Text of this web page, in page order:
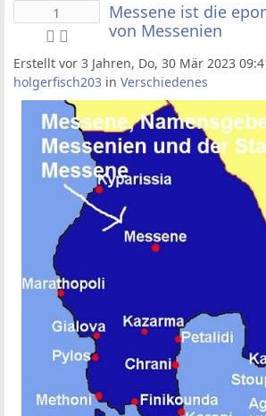
1
Messene ist die
von Messenien
Erstellt vor 3 Jahren, Do, 30 Mär 2023
holgerfisch203 in Verschiedenes